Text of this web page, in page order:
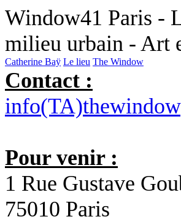
Window41 Paris -
milieu urbain - Art
Catherine Baÿ Le lieu The Window
Contact :
Pour venir :
1 Rue Gustave
75010 Paris